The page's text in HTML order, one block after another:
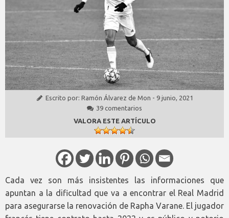
Escrito por: Ramón Álvarez de Mon - 9 junio, 2021
39 comentarios
VALORA ESTE ARTÍCULO
Cada vez son más insistentes las informaciones que
apuntan a la dificultad que va a encontrar el Real Madrid
para asegurarse la renovación de Rapha Varane. El jugador